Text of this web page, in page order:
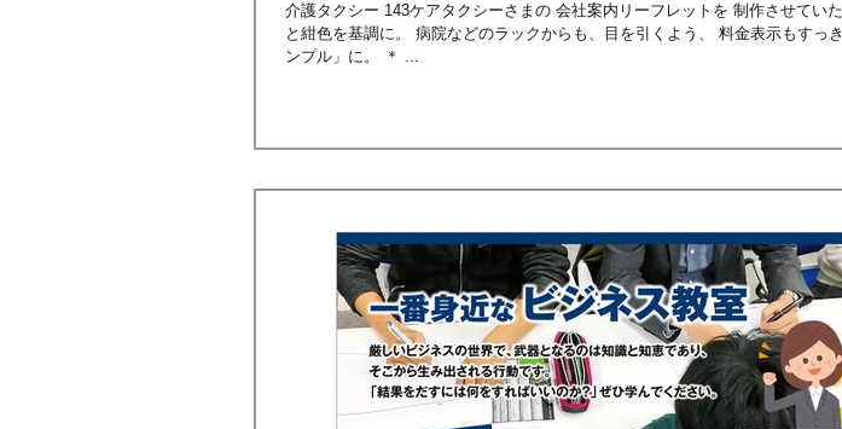
介護タクシー 143ケアタクシーさまの 会社案内リーフレットを 制作させていただきました。 ロゴにあわせた黄色
と紺色を基調に。 病院などのラックからも、目を引くよう、 料金表示もすっきりとわかりやすく、 とにかく「シ
ンプル」に。 ＊ ...